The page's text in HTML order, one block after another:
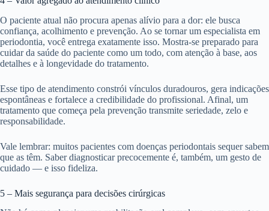
O paciente atual não procura apenas alívio para a dor: ele busca
confiança, acolhimento e prevenção. Ao se tornar um especialista em
periodontia, você entrega exatamente isso. Mostra-se preparado para
cuidar da saúde do paciente como um todo, com atenção à base, aos
detalhes e à longevidade do tratamento.
Esse tipo de atendimento constrói vínculos duradouros, gera indicações
espontâneas e fortalece a credibilidade do profissional. Afinal, um
tratamento que começa pela prevenção transmite seriedade, zelo e
responsabilidade.
Vale lembrar: muitos pacientes com doenças periodontais sequer sabem
que as têm. Saber diagnosticar precocemente é, também, um gesto de
cuidado — e isso fideliza.
5 – Mais segurança para decisões cirúrgicas